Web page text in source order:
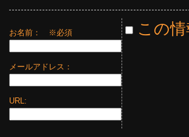
お名前： ※必須
メールアドレス：
URL:
この